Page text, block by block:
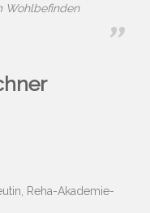
Wohlbefinden
Reha-Akademie-